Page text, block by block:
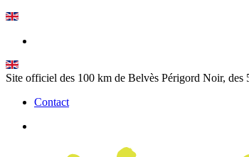
Site officiel des 100 km de Belvès Périgord Noir,
Contact